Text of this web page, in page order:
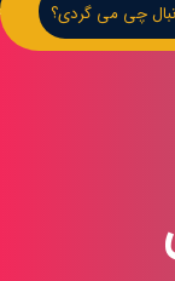
چی می گردی؟